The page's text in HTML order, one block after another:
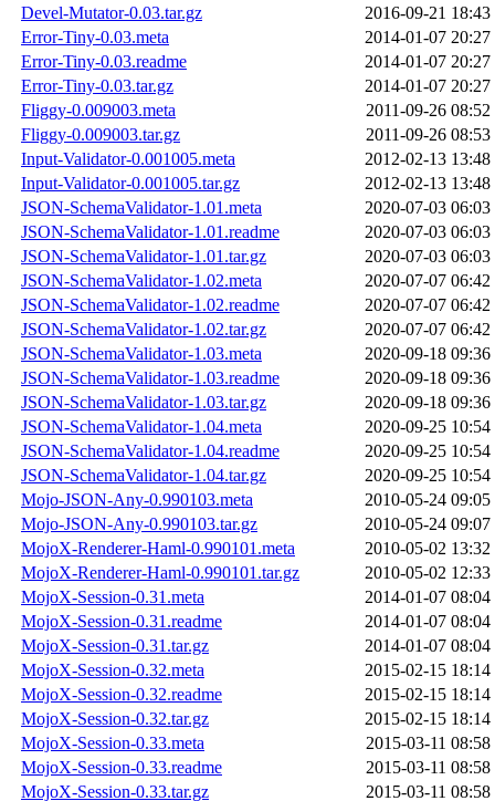
Devel-Mutator-0.03.tar.gz
2016-09-21 18:43
Error-Tiny-0.03.meta
2014-01-07 20:27
Error-Tiny-0.03.readme
2014-01-07 20:27
Error-Tiny-0.03.tar.gz
2014-01-07 20:27
Fliggy-0.009003.meta
2011-09-26 08:52
Fliggy-0.009003.tar.gz
2011-09-26 08:53
Input-Validator-0.001005.meta
2012-02-13 13:48
Input-Validator-0.001005.tar.gz
2012-02-13 13:48
JSON-SchemaValidator-1.01.meta
2020-07-03 06:03
JSON-SchemaValidator-1.01.readme
2020-07-03 06:03
JSON-SchemaValidator-1.01.tar.gz
2020-07-03 06:03
JSON-SchemaValidator-1.02.meta
2020-07-07 06:42
JSON-SchemaValidator-1.02.readme
2020-07-07 06:42
JSON-SchemaValidator-1.02.tar.gz
2020-07-07 06:42
JSON-SchemaValidator-1.03.meta
2020-09-18 09:36
JSON-SchemaValidator-1.03.readme
2020-09-18 09:36
JSON-SchemaValidator-1.03.tar.gz
2020-09-18 09:36
JSON-SchemaValidator-1.04.meta
2020-09-25 10:54
JSON-SchemaValidator-1.04.readme
2020-09-25 10:54
JSON-SchemaValidator-1.04.tar.gz
2020-09-25 10:54
Mojo-JSON-Any-0.990103.meta
2010-05-24 09:05
Mojo-JSON-Any-0.990103.tar.gz
2010-05-24 09:07
MojoX-Renderer-Haml-0.990101.meta
2010-05-02 13:32
MojoX-Renderer-Haml-0.990101.tar.gz
2010-05-02 12:33
MojoX-Session-0.31.meta
2014-01-07 08:04
MojoX-Session-0.31.readme
2014-01-07 08:04
MojoX-Session-0.31.tar.gz
2014-01-07 08:04
MojoX-Session-0.32.meta
2015-02-15 18:14
MojoX-Session-0.32.readme
2015-02-15 18:14
MojoX-Session-0.32.tar.gz
2015-02-15 18:14
MojoX-Session-0.33.meta
2015-03-11 08:58
MojoX-Session-0.33.readme
2015-03-11 08:58
MojoX-Session-0.33.tar.gz
2015-03-11 08:58